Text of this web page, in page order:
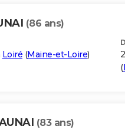
(86 ans)
Loiré (Maine-et-Loire)
(
(83 ans)